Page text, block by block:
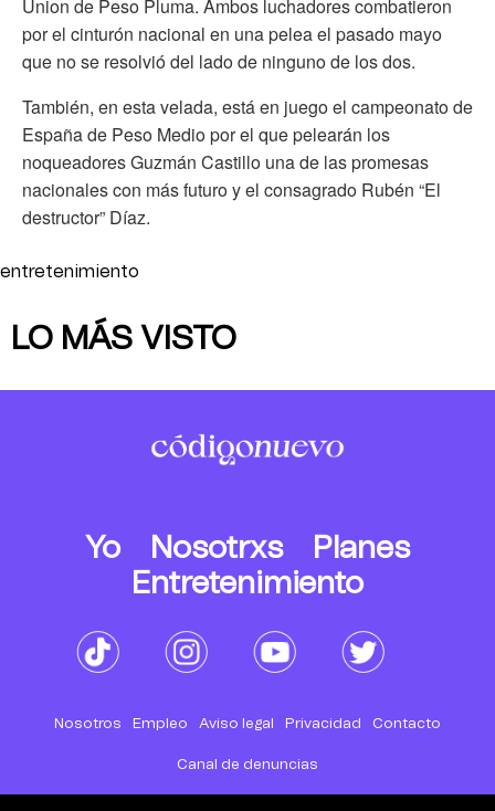
Union de Peso Pluma. Ambos luchadores combatieron
por el cinturón nacional en una pelea el pasado mayo
que no se resolvió del lado de ninguno de los dos.
También, en esta velada, está en juego el campeonato de
España de Peso Medio por el que pelearán los
noqueadores Guzmán Castillo una de las promesas
nacionales con más futuro y el consagrado Rubén “El
destructor” Díaz.
entretenimiento
LO MÁS VISTO
Yo Nosotrxs
Planes
Entretenimiento
Nosotros Empleo Aviso legal Privacidad Contacto
Canal de denuncias